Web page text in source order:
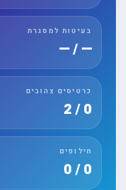
בעיטות למסגרת
— / —
כרטיסים צהובים
חילופים